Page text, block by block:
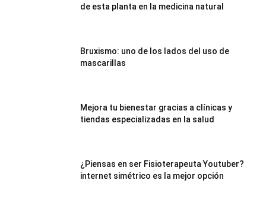
de esta planta en la medicina natural
Bruxismo: uno de los lados del uso de
mascarillas
Mejora tu bienestar gracias a clínicas y
tiendas especializadas en la salud
¿Piensas en ser Fisioterapeuta Youtuber?
internet simétrico es la mejor opción